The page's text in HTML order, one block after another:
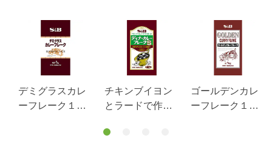
デミグラスカレ
ーフレーク１ｋ
チキンブイヨン
とラードで作っ
ーフレークＳ１
ゴールデンカレ
ーフレーク１ｋ